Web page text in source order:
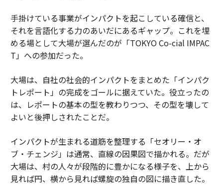
手掛けている事業がインパクトを起こしている確信と、
それを言語化する力のあいだにあるギャップ。これを埋
める場として大場が選んだのが「TOKYO Co-cial IMPAC
T」への参加だった。
大場は、自社の社会的インパクトをまとめた「インパク
トレポート」の完成をゴールに据えていた。役立ったの
は、レポートの基本の型を教わりつつ、その型を壊して
よいと後押しされたことだ。
インパクトが生まれる道筋を整理する「セオリー・オ
ブ・チェンジ」は通常、直線の因果図で描かれる。だが
大場は、村の人々が段階的に豊かになる様子を、上から
見れば円、横から見れば螺旋の独自の図に描き直した。